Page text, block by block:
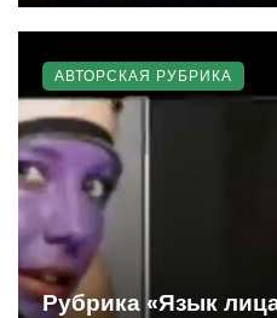
Рубрика «Язык
АВТОРСКАЯ РУБРИКА